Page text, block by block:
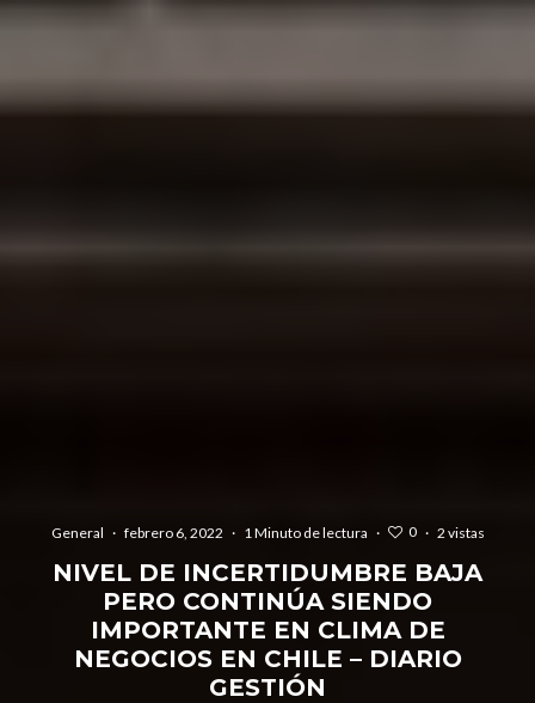
General · febrero 6, 2022 · 1 Minuto de lectura · 0 · 2 vistas
NIVEL DE INCERTIDUMBRE BAJA
PERO CONTINÚA SIENDO
IMPORTANTE EN CLIMA DE
NEGOCIOS EN CHILE – DIARIO
GESTIÓN